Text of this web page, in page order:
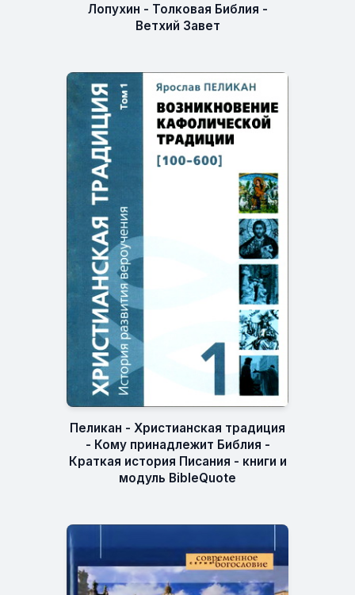
Лопухин - Толковая Библия -
Ветхий Завет
Пеликан - Христианская традиция
- Кому принадлежит Библия -
Краткая история Писания - книги и
модуль BibleQuote